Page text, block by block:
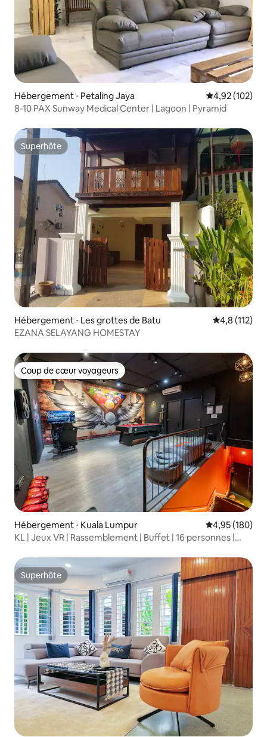
Hébergement ⋅ Petaling Jaya Évaluation
4,92 (102)
8-10 PAX Sunway Medical Center | Lagoon | Pyramid
Superhôte
Superhôte
Hébergement ⋅ Les grottes de Batu Évaluation
4,8 (112)
EZANA SELAYANG HOMESTAY
Coup de cœur voyageurs
Coup de cœur voyageurs
Hébergement ⋅ Kuala Lumpur Évaluation
4,95 (180)
KL | Jeux VR | Rassemblement | Buffet | 16 personnes |
Superhôte
Superhôte